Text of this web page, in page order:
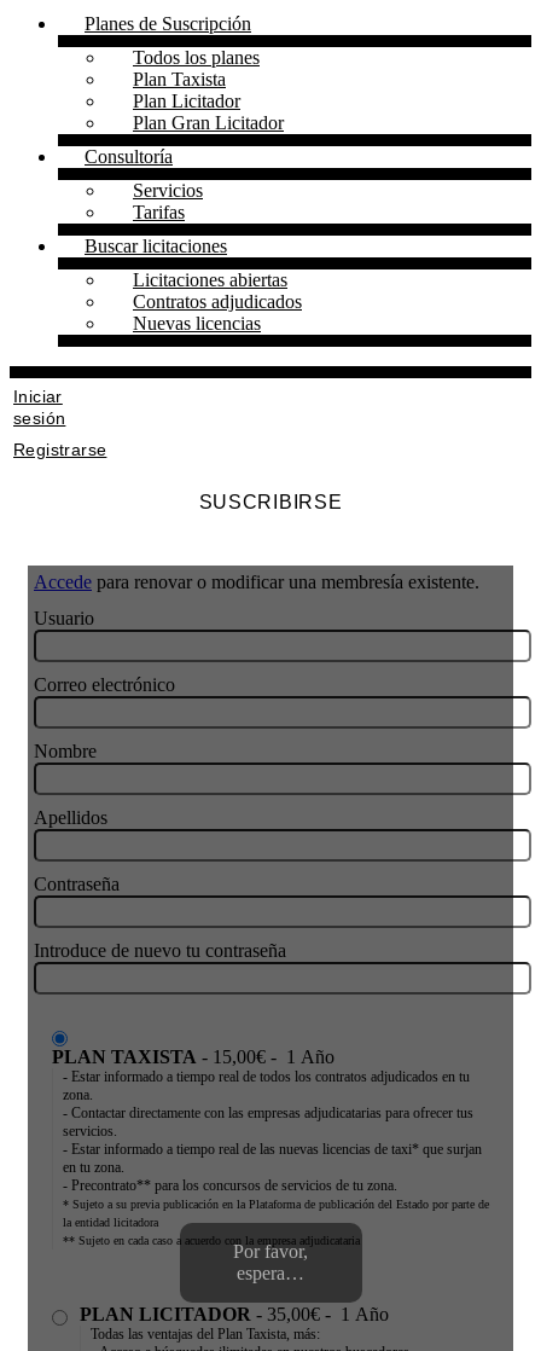
Planes de Suscripción
Todos los planes
Plan Taxista
Plan Licitador
Plan Gran Licitador
Consultoría
Servicios
Tarifas
Buscar licitaciones
Licitaciones abiertas
Contratos adjudicados
Nuevas licencias
Iniciar
sesión
Registrarse
SUSCRIBIRSE
Accede para renovar o modificar una membresía existente.
Usuario
Correo electrónico
Nombre
Apellidos
Contraseña
Introduce de nuevo tu contraseña
PLAN TAXISTA - 15,00€ - 1 Año
- Estar informado a tiempo real de todos los contratos adjudicados en tu
zona.
- Contactar directamente con las empresas adjudicatarias para ofrecer tus
servicios.
- Estar informado a tiempo real de las nuevas licencias de taxi* que surjan
en tu zona.
- Precontrato** para los concursos de servicios de tu zona.
* Sujeto a su previa publicación en la Plataforma de publicación del Estado por parte de
la entidad licitadora
** Sujeto en cada caso a acuerdo con la empresa adjudicataria
PLAN LICITADOR - 35,00€ - 1 Año
Todas las ventajas del Plan Taxista, más:
Por favor,
espera…